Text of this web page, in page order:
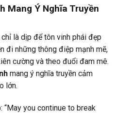
Mang Ý Nghĩa Truyền
là dịp để tôn vinh phái đẹp
đi những thông điệp mạnh mẽ,
cường và theo đuổi đam mê.
mang ý nghĩa truyền cảm
lớn.
you continue to break